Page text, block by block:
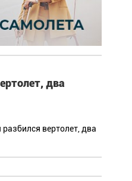
два
вертолет, два